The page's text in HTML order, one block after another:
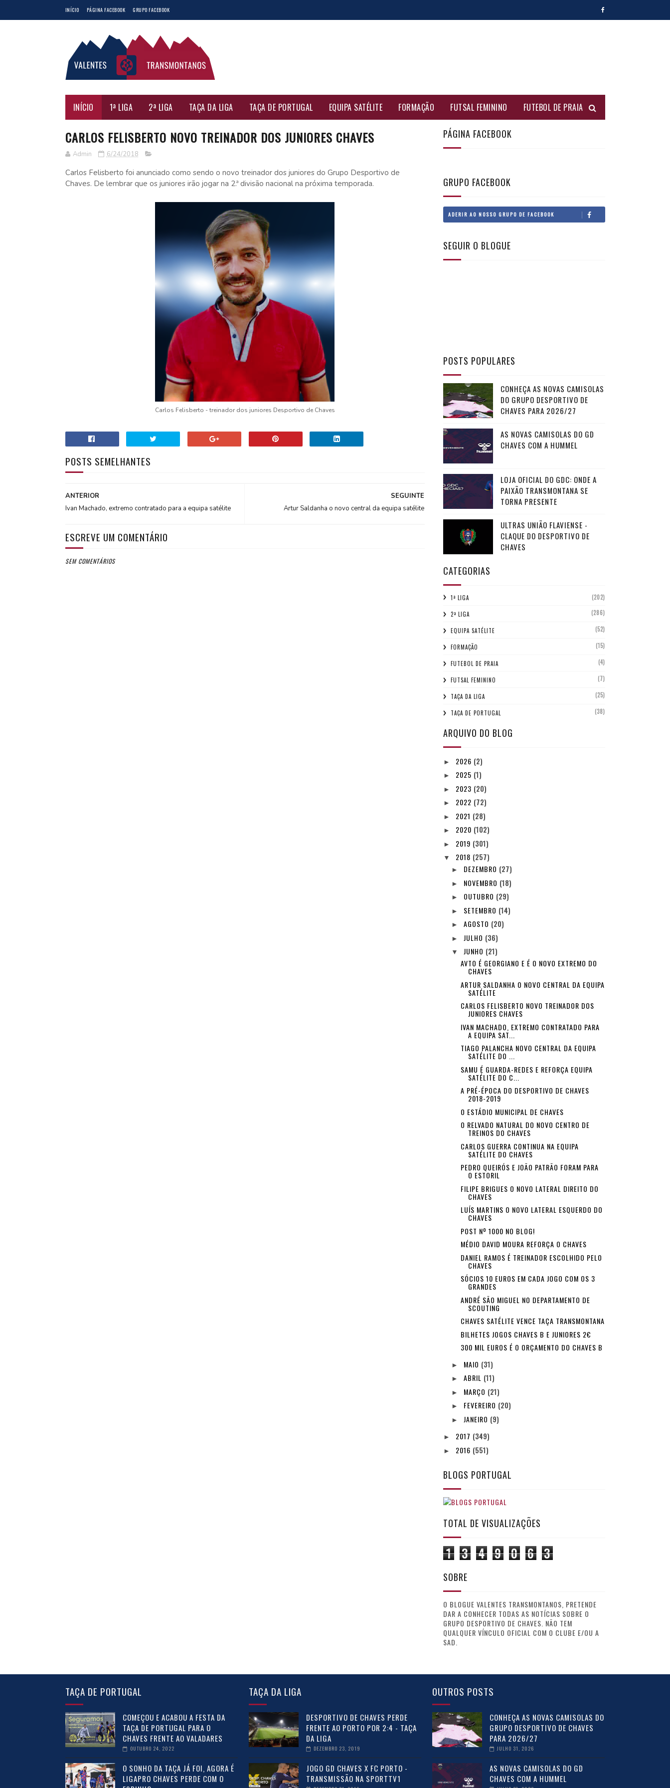
INÍCIO PÁGINA FACEBOOK GRUPO FACEBOOK
INÍCIO 1ª LIGA 2ª LIGA TAÇA DA LIGA TAÇA DE PORTUGAL EQUIPA SATÉLITE FORMAÇÃO FUTSAL FEMININO FUTEBOL DE PRAIA
CARLOS FELISBERTO NOVO TREINADOR DOS JUNIORES CHAVES
Admin 6/24/2018
Carlos Felisberto foi anunciado como sendo o novo treinador dos juniores do Grupo Desportivo de
Chaves. De lembrar que os juniores irão jogar na 2.ª divisão nacional na próxima temporada.
Carlos Felisberto - treinador dos juniores Desportivo de Chaves
POSTS SEMELHANTES
SEGUINTE
Artur Saldanha o novo central da equipa satélite
ANTERIOR
Ivan Machado, extremo contratado para a equipa satélite
ESCREVE UM COMENTÁRIO
SEM COMENTÁRIOS
PÁGINA FACEBOOK
GRUPO FACEBOOK
ADERIR AO NOSSO GRUPO DE FACEBOOK
SEGUIR O BLOGUE
POSTS POPULARES
CONHEÇA AS NOVAS CAMISOLAS
DO GRUPO DESPORTIVO DE
CHAVES PARA 2026/27
AS NOVAS CAMISOLAS DO GD
CHAVES COM A HUMMEL
LOJA OFICIAL DO GDC: ONDE A
PAIXÃO TRANSMONTANA SE
TORNA PRESENTE
ULTRAS UNIÃO FLAVIENSE -
CLAQUE DO DESPORTIVO DE
CHAVES
CATEGORIAS
1ª LIGA (202)
2ª LIGA (286)
EQUIPA SATÉLITE (52)
FORMAÇÃO (15)
FUTEBOL DE PRAIA (4)
FUTSAL FEMININO (7)
TAÇA DA LIGA (25)
TAÇA DE PORTUGAL (38)
ARQUIVO DO BLOG
► 2026 (2)
► 2025 (1)
► 2023 (20)
► 2022 (72)
► 2021 (28)
► 2020 (102)
► 2019 (301)
▼ 2018 (257)
► DEZEMBRO (27)
► NOVEMBRO (18)
► OUTUBRO (29)
► SETEMBRO (14)
►AGOSTO (20)
► JULHO (36)
▼ JUNHO (21)
AVTO É GEORGIANO E É O NOVO EXTREMO DO
CHAVES
ARTUR SALDANHA O NOVO CENTRAL DA EQUIPA
SATÉLITE
CARLOS FELISBERTO NOVO TREINADOR DOS
JUNIORES CHAVES
IVAN MACHADO, EXTREMO CONTRATADO PARA
A EQUIPA SAT...
TIAGO PALANCHA NOVO CENTRAL DA EQUIPA
SATÉLITE DO ...
SAMU É GUARDA-REDES E REFORÇA EQUIPA
SATÉLITE DO C...
A PRÉ-ÉPOCA DO DESPORTIVO DE CHAVES
2018-2019
O ESTÁDIO MUNICIPAL DE CHAVES
O RELVADO NATURAL DO NOVO CENTRO DE
TREINOS DO CHAVES
CARLOS GUERRA CONTINUA NA EQUIPA
SATÉLITE DO CHAVES
PEDRO QUEIRÓS E JOÃO PATRÃO FORAM PARA
O ESTORIL
FILIPE BRIGUES O NOVO LATERAL DIREITO DO
CHAVES
LUÍS MARTINS O NOVO LATERAL ESQUERDO DO
CHAVES
POST Nº 1000 NO BLOG!
MÉDIO DAVID MOURA REFORÇA O CHAVES
DANIEL RAMOS É TREINADOR ESCOLHIDO PELO
CHAVES
SÓCIOS 10 EUROS EM CADA JOGO COM OS 3
GRANDES
ANDRÉ SÃO MIGUEL NO DEPARTAMENTO DE
SCOUTING
CHAVES SATÉLITE VENCE TAÇA TRANSMONTANA
BILHETES JOGOS CHAVES B E JUNIORES 2€
300 MIL EUROS É O ORÇAMENTO DO CHAVES B
► MAIO (31)
►ABRIL (11)
► MARÇO (21)
► FEVEREIRO (20)
► JANEIRO (9)
► 2017 (349)
► 2016 (551)
BLOGS PORTUGAL
TOTAL DE VISUALIZAÇÕES
1 3 4 9 0 6 3
SOBRE
O BLOGUE VALENTES TRANSMONTANOS, PRETENDE
DAR A CONHECER TODAS AS NOTÍCIAS SOBRE O
GRUPO DESPORTIVO DE CHAVES. NÃO TEM
QUALQUER VÍNCULO OFICIAL COM O CLUBE E/OU A
SAD.
TAÇA DE PORTUGAL
COMEÇOU E ACABOU A FESTA DA
TAÇA DE PORTUGAL PARA O
CHAVES FRENTE AO VALADARES
OUTUBRO 24, 2022
O SONHO DA TAÇA JÁ FOI, AGORA É
LIGAPRO CHAVES PERDE COM O
TAÇA DA LIGA
DESPORTIVO DE CHAVES PERDE
FRENTE AO PORTO POR 2:4 - TAÇA
DA LIGA
DEZEMBRO 23, 2019
JOGO GD CHAVES X FC PORTO -
TRANSMISSÃO NA SPORTTV1
OUTROS POSTS
CONHEÇA AS NOVAS CAMISOLAS DO
GRUPO DESPORTIVO DE CHAVES
PARA 2026/27
JULHO 31, 2026
AS NOVAS CAMISOLAS DO GD
CHAVES COM A HUMMEL